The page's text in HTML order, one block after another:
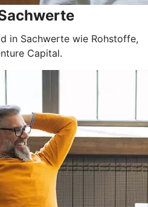
in Sachwerte wie Rohstoffe,
Capital.